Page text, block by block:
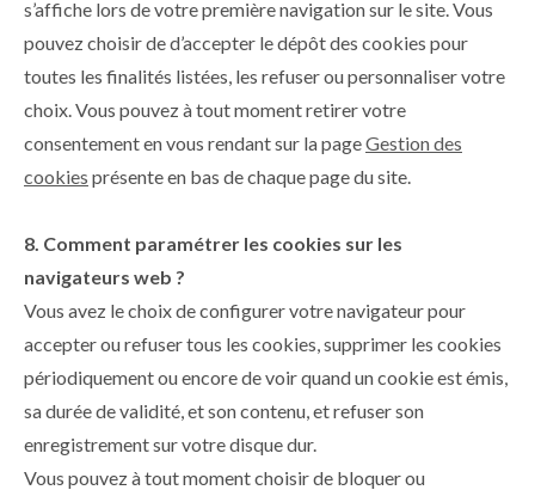
s’affiche lors de votre première navigation sur le site. Vous
pouvez choisir de d’accepter le dépôt des cookies pour
toutes les finalités listées, les refuser ou personnaliser votre
choix. Vous pouvez à tout moment retirer votre
consentement en vous rendant sur la pageGestion des
cookies présente en bas de chaque page du site.
8. Comment paramétrer les cookies sur les
navigateurs web ?
Vous avez le choix de configurer votre navigateur pour
accepter ou refuser tous les cookies, supprimer les cookies
périodiquement ou encore de voir quand un cookie est émis,
sa durée de validité, et son contenu, et refuser son
enregistrement sur votre disque dur.
Vous pouvez à tout moment choisir de bloquer ou